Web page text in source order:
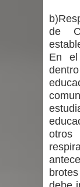
de
En